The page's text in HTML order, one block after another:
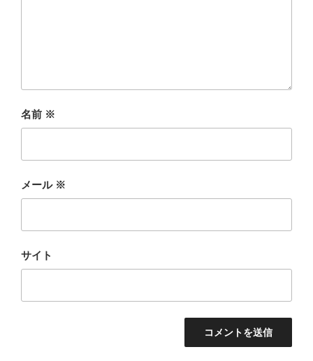
名前 ※
メール ※
サイト